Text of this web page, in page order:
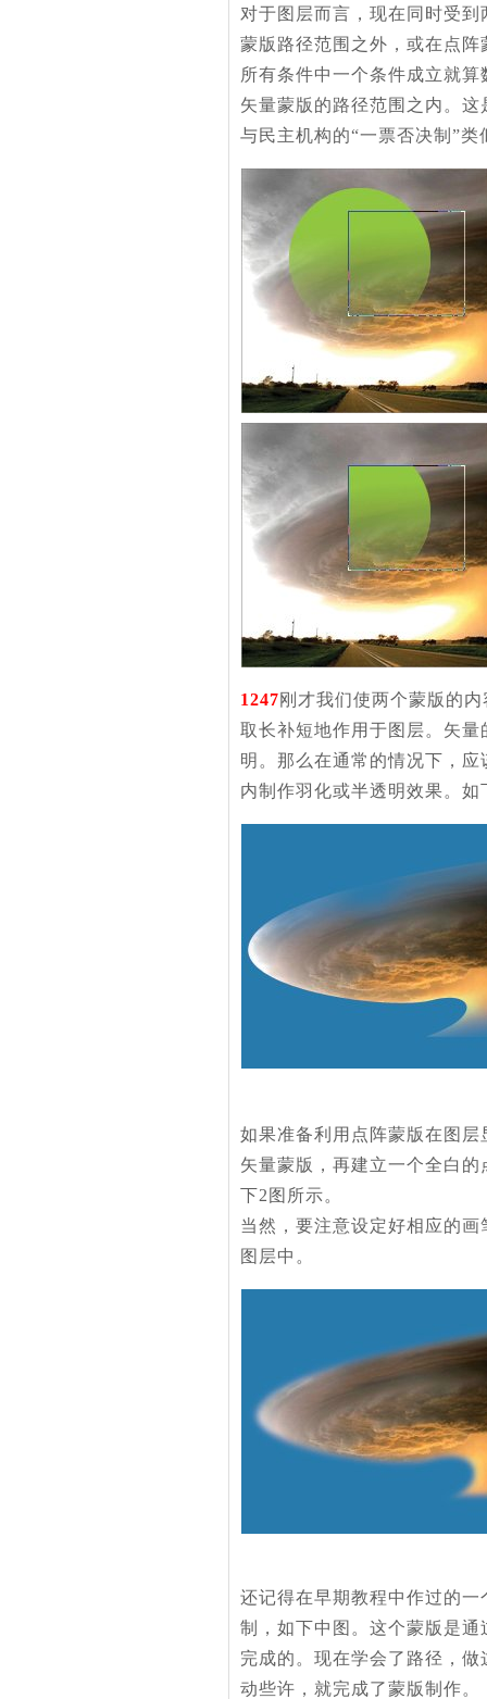
对于图层而言，现在同时受
蒙版路径范围之外，或在点
所有条件中一个条件成立就
矢量蒙版的路径范围之内。
与民主机构的“一票否决制”
1247刚才我们使两个蒙版的
取长补短地作用于图层。矢
明。那么在通常的情况下，
内制作羽化或半透明效果。
如果准备利用点阵蒙版在图
矢量蒙版，再建立一个全白
下2图所示。
当然，要注意设定好相应的
图层中。
还记得在早期教程中作过的
制，如下中图。这个蒙版是
完成的。现在学会了路径，
动些许，就完成了蒙版制作。